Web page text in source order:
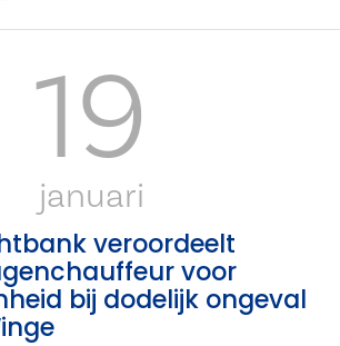
19
januari
veroordeelt
voor
bij dodelijk ongeval